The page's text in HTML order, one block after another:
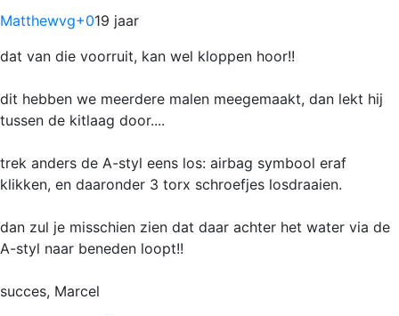
Matthewvg+019 jaar
dat van die voorruit, kan wel kloppen hoor!!
dit hebben we meerdere malen meegemaakt, dan lekt hij
tussen de kitlaag door....
trek anders de A-styl eens los: airbag symbool eraf
klikken, en daaronder 3 torx schroefjes losdraaien.
dan zul je misschien zien dat daar achter het water via de
A-styl naar beneden loopt!!
succes, Marcel